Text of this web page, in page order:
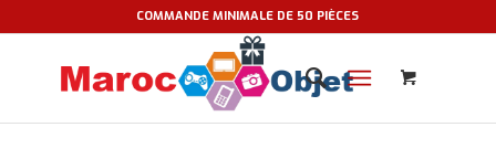
COMMANDE MINIMALE DE 50 PIÈCES